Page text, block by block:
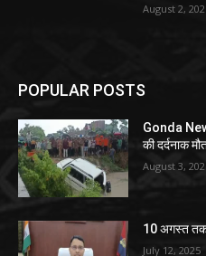
August 2,
POPULAR POSTS
Gonda
की दर्दनाक
August 3,
10 अगस्त
July 12, 2025